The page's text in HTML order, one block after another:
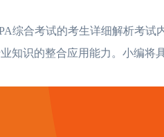
合考试的考生详细解析考试
业知识的整合应用能力。小编